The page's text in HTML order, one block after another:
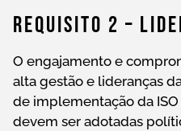
Requisito 2 –
O engajamento e
alta gestão e lideranças
de implementação da
devem ser adotadas